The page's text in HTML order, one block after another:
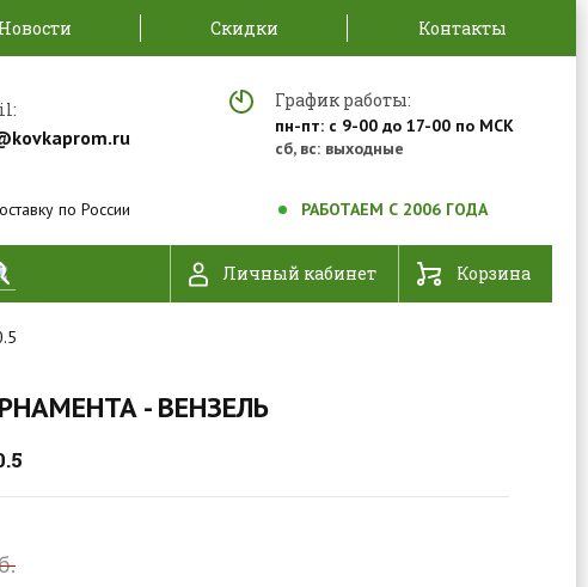
Новости Скидки Контакты
График работы:
пн-пт: с 9-00 до 17-00 по МСК
сб, вс: выходные
по России РАБОТАЕМ С 2006 ГОДА
Личный кабинет Корзина
- ВЕНЗЕЛЬ